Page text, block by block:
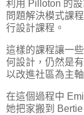
利用 Pilloton 的
問題解決模式課
行設計課程。
這樣的課程讓一
何設計，仍然是
以改進社區為主
在這個過程中
她把家搬到